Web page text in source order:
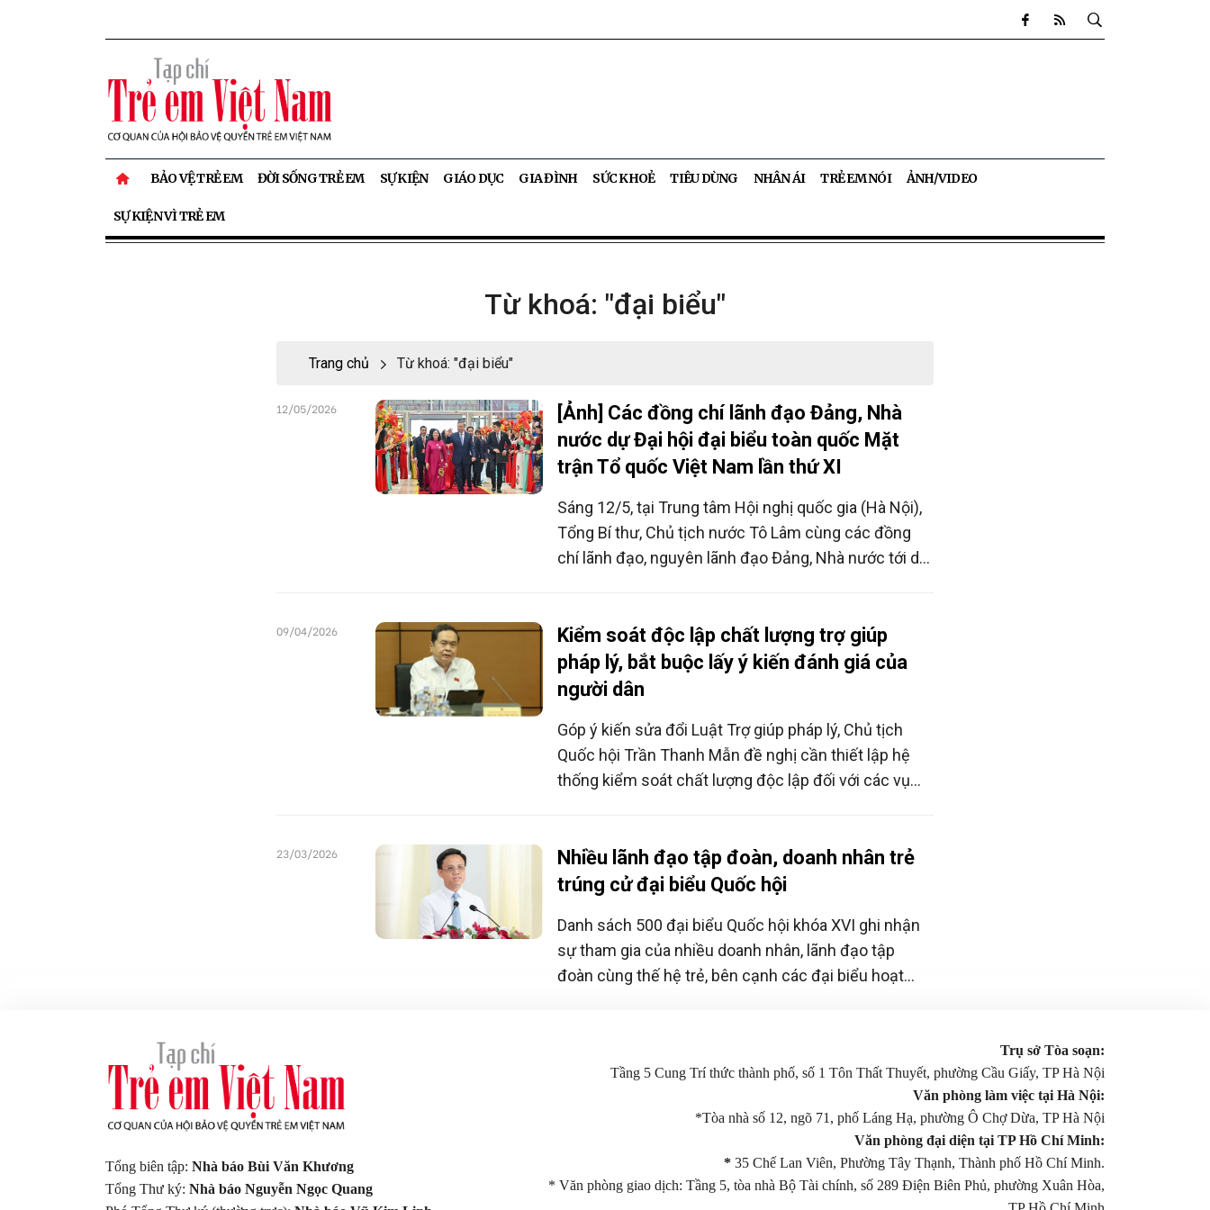
BẢO VỆ TRẺ EM ĐỜI SỐNG TRẺ EM SỰ KIỆN GIÁO DỤC GIA ĐÌNH SỨC KHOẺ TIÊU DÙNG NHÂN ÁI TRẺ EM NÓI ẢNH/VIDEO
SỰ KIỆN VÌ TRẺ EM
Từ khoá: "đại biểu"
Trang chủ Từ khoá: "đại biểu"
[Ảnh] Các đồng chí lãnh đạo Đảng, Nhà
nước dự Đại hội đại biểu toàn quốc Mặt
trận Tổ quốc Việt Nam lần thứ XI
Sáng 12/5, tại Trung tâm Hội nghị quốc gia (Hà Nội),
Tổng Bí thư, Chủ tịch nước Tô Lâm cùng các đồng
chí lãnh đạo, nguyên lãnh đạo Đảng, Nhà nước tới dự
12/05/2026
Kiểm soát độc lập chất lượng trợ giúp
pháp lý, bắt buộc lấy ý kiến đánh giá của
người dân
Góp ý kiến sửa đổi Luật Trợ giúp pháp lý, Chủ tịch
Quốc hội Trần Thanh Mẫn đề nghị cần thiết lập hệ
thống kiểm soát chất lượng độc lập đối với các vụ
tự như các chỉ số đánh giá năng lực điều hành ở địa
phương hiện nay.
09/04/2026
Nhiều lãnh đạo tập đoàn, doanh nhân trẻ
trúng cử đại biểu Quốc hội
Danh sách 500 đại biểu Quốc hội khóa XVI ghi nhận
sự tham gia của nhiều doanh nhân, lãnh đạo tập
đoàn cùng thế hệ trẻ, bên cạnh các đại biểu hoạt
23/03/2026
Tổng biên tập: Nhà báo Bùi Văn Khương
Tổng Thư ký: Nhà báo Nguyễn Ngọc Quang
Trụ sở Tòa soạn:
Tầng 5 Cung Trí thức thành phố, số 1 Tôn Thất Thuyết, phường Cầu Giấy, TP Hà Nội
Văn phòng làm việc tại Hà Nội:
*Tòa nhà số 12, ngõ 71, phố Láng Hạ, phường Ô Chợ Dừa, TP Hà Nội
Văn phòng đại diện tại TP Hồ Chí Minh:
* 35 Chế Lan Viên, Phường Tây Thạnh, Thành phố Hồ Chí Minh.
* Văn phòng giao dịch: Tầng 5, tòa nhà Bộ Tài chính, số 289 Điện Biên Phủ, phường Xuân Hòa,